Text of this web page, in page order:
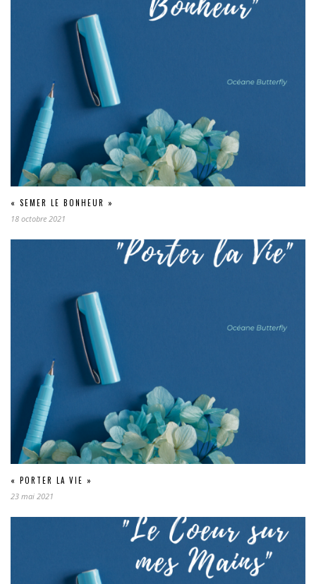
« SEMER LE BONHEUR »
18 octobre 2021
« PORTER LA VIE »
23 mai 2021